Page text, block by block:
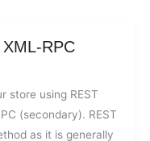
RPC
store using REST
(secondary). REST
as it is generally